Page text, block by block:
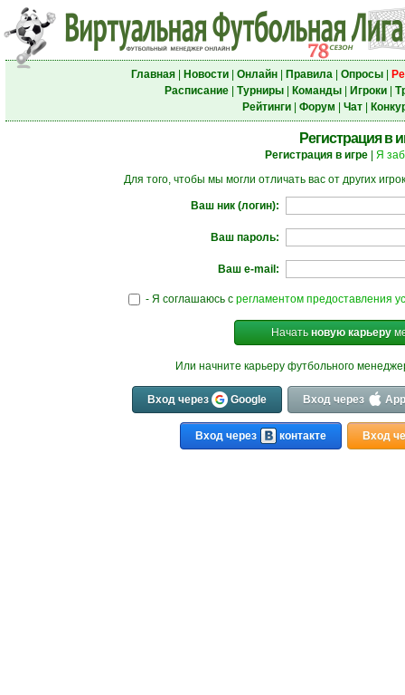
Главная| Новости| Онлайн| Правила| Опросы|
Расписание| Турниры| Команды| Игроки|
Рейтинги| Форум Чат|
Регистрация в
Регистрация в игре| Я
Для того, чтобы мы могли отличать вас от других
Ваш ник (логин):
Ваш пароль:
Ваш e-mail:
- Я соглашаюсь с регламентом предоставления
Начать новую карьеру
Или начните карьеру футбольного
Вход через Google Вход через
Вход через контакте Вход